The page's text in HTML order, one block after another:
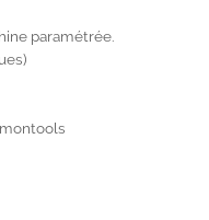
paramétrée.